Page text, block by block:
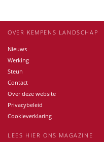
OVER KEMPENS LANDSCHAP
Nieuws
Werking
Steun
Contact
Over deze website
Privacybeleid
Cookieverklaring
LEES HIER ONS MAGAZINE